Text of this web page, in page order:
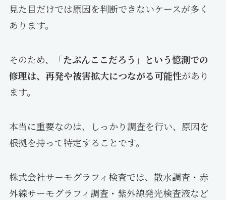
見た目だけでは原因を判断できないケースが多く
あります。
そのため、
「たぶんここだろう」という憶測での
修理は、再発や被害拡大につながる可能性があり
ます。
本当に重要なのは、しっかり調査を行い、原因を
根拠を持って特定することです。
株式会社サーモグラフィ検査では、散水調査・赤
外線サーモグラフィ調査・紫外線発光検査液など